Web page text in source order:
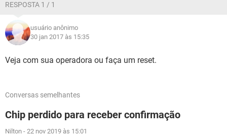
RESPOSTA 1 / 1
usuário anônimo
30 jan 2017 às 15:35
Veja com sua operadora ou faça um reset.
Conversas semelhantes
Chip perdido para receber confirmação
Nilton - 22 nov 2019 às 15:01